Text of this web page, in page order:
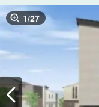
1/27